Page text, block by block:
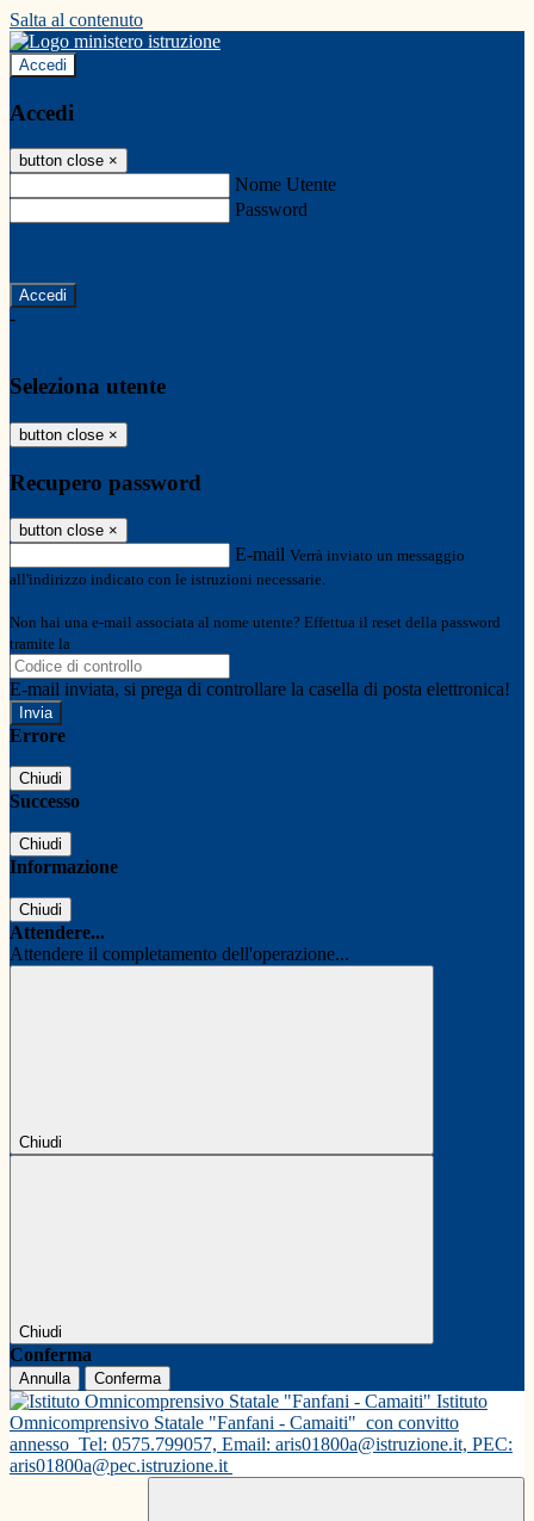
Salta al contenuto
Accedi
Accedi
button close ×
Nome Utente
Password
-
Seleziona utente
button close ×
Recupero password
button close ×
E-mail Verrà inviato un messaggio
all'indirizzo indicato con le istruzioni necessarie.
Non hai una e-mail associata al nome utente? Effettua il reset della password
tramite la
E-mail inviata, si prega di controllare la casella di posta elettronica!
Errore
Chiudi
Successo
Chiudi
Informazione
Chiudi
Attendere...
Attendere il completamento dell'operazione...
Chiudi
Chiudi
Conferma
Annulla Conferma
Istituto
Omnicomprensivo Statale "Fanfani - Camaiti" con convitto
annesso Tel: 0575.799057, Email: aris01800a@istruzione.it, PEC:
aris01800a@pec.istruzione.it